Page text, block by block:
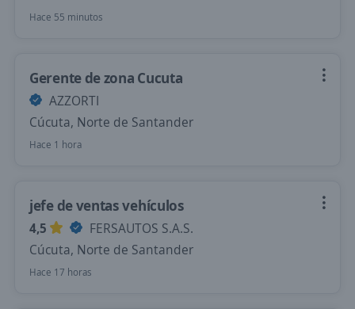
Hace 55 minutos
Gerente de zona Cucuta
AZZORTI
Cúcuta, Norte de Santander
Hace 1 hora
jefe de ventas vehículos
4,5
FERSAUTOS S.A.S.
Cúcuta, Norte de Santander
Hace 17 horas